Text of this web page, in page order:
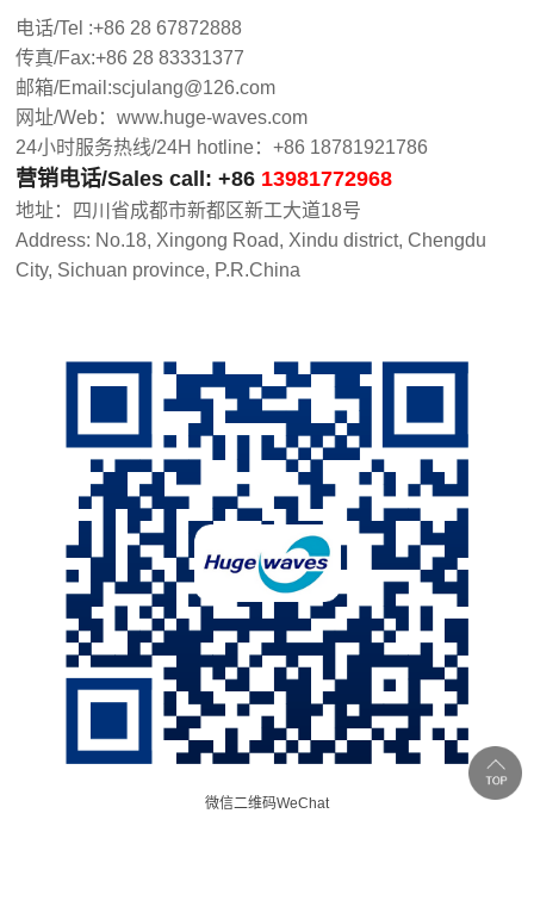
电话/Tel :+86 28 67872888
传真/Fax:+86 28 83331377
邮箱/Email:scjulang@126.com
网址/Web：www.huge-waves.com
24小时服务热线/24H hotline：+86 18781921786
营销电话/Sales call: +86 13981772968
地址：四川省成都市新都区新工大道18号
Address: No.18, Xingong Road, Xindu district, Chengdu
City, Sichuan province, P.R.China
微信二维码WeChat